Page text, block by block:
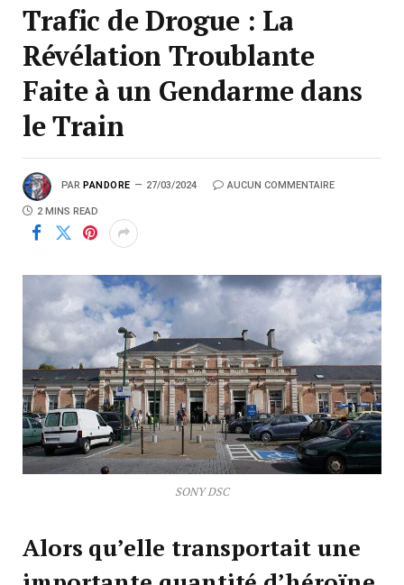
Trafic de Drogue : La
Révélation Troublante
Faite à un Gendarme dans
le Train
PAR PANDORE 27/03/2024 AUCUN COMMENTAIRE
2 MINS READ
SONY DSC
Alors qu’elle transportait une